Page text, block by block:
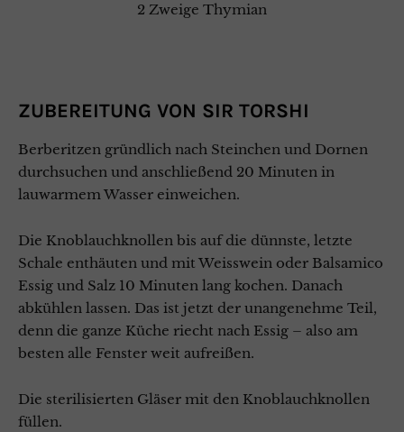
2 Zweige Thymian
ZUBEREITUNG VON SIR TORSHI
Berberitzen gründlich nach Steinchen und Dornen
durchsuchen und anschließend 20 Minuten in
lauwarmem Wasser einweichen.
Die Knoblauchknollen bis auf die dünnste, letzte
Schale enthäuten und mit Weisswein oder Balsamico
Essig und Salz 10 Minuten lang kochen. Danach
abkühlen lassen. Das ist jetzt der unangenehme Teil,
denn die ganze Küche riecht nach Essig – also am
besten alle Fenster weit aufreißen.
Die sterilisierten Gläser mit den Knoblauchknollen
füllen.